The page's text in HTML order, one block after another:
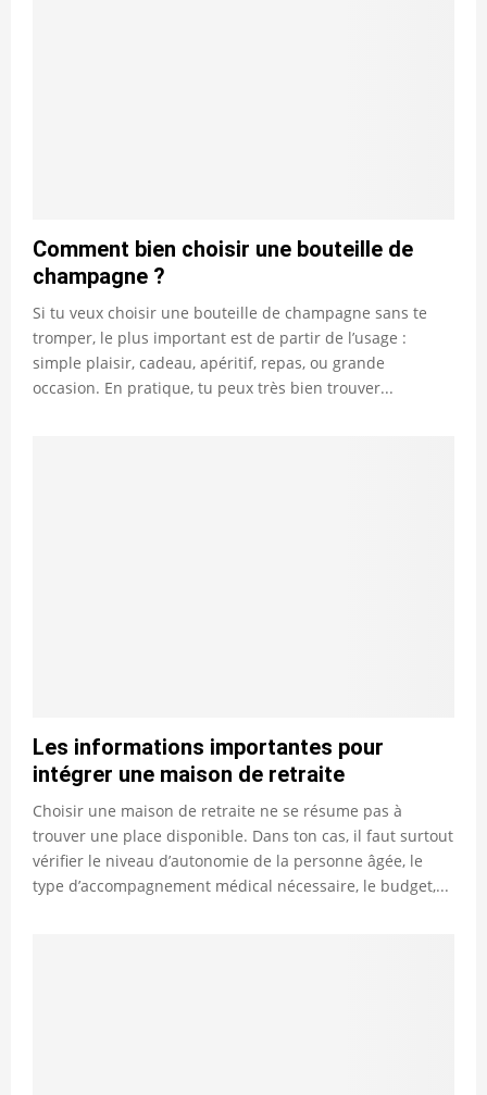
Comment bien choisir une bouteille de
champagne ?
Si tu veux choisir une bouteille de champagne sans te
tromper, le plus important est de partir de l’usage :
simple plaisir, cadeau, apéritif, repas, ou grande
occasion. En pratique, tu peux très bien trouver...
Les informations importantes pour
intégrer une maison de retraite
Choisir une maison de retraite ne se résume pas à
trouver une place disponible. Dans ton cas, il faut surtout
vérifier le niveau d’autonomie de la personne âgée, le
type d’accompagnement médical nécessaire, le budget,...